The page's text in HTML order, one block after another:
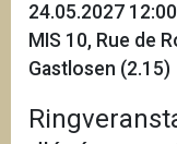
24.05.2027
MIS 10, Rue de
Gastlosen (2.15)